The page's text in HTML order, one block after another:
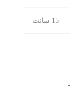
15 سانت